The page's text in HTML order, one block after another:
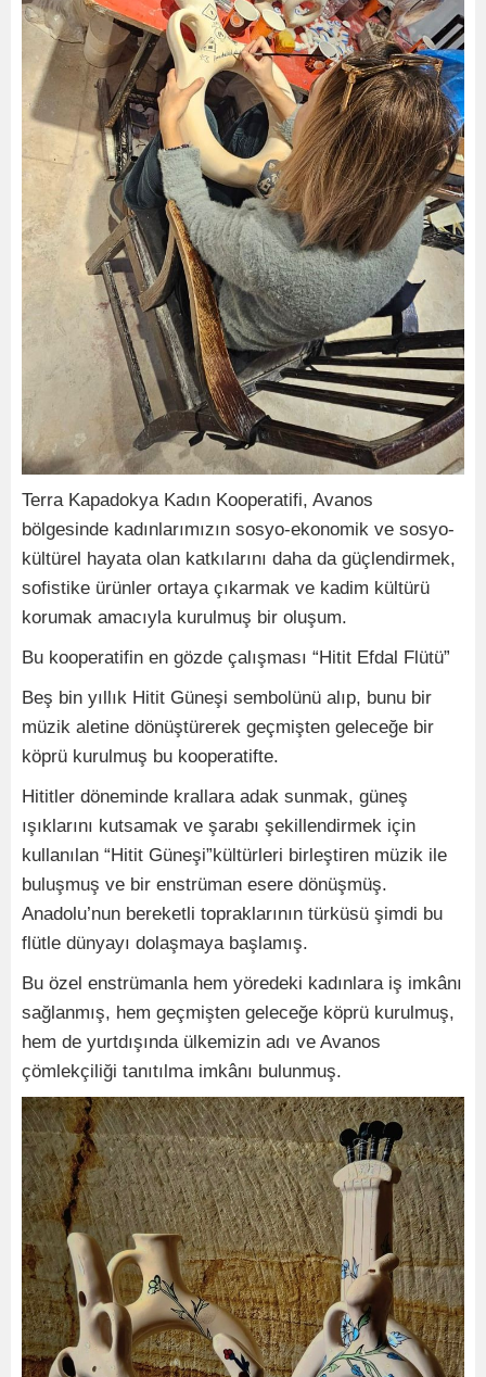
Terra Kapadokya Kadın Kooperatifi, Avanos
bölgesinde kadınlarımızın sosyo-ekonomik ve sosyo-
kültürel hayata olan katkılarını daha da güçlendirmek,
sofistike ürünler ortaya çıkarmak ve kadim kültürü
korumak amacıyla kurulmuş bir oluşum.
Bu kooperatifin en gözde çalışması “Hitit Efdal Flütü”
Beş bin yıllık Hitit Güneşi sembolünü alıp, bunu bir
müzik aletine dönüştürerek geçmişten geleceğe bir
köprü kurulmuş bu kooperatifte.
Hititler döneminde krallara adak sunmak, güneş
ışıklarını kutsamak ve şarabı şekillendirmek için
kullanılan “Hitit Güneşi”kültürleri birleştiren müzik ile
buluşmuş ve bir enstrüman esere dönüşmüş.
Anadolu’nun bereketli topraklarının türküsü şimdi bu
flütle dünyayı dolaşmaya başlamış.
Bu özel enstrümanla hem yöredeki kadınlara iş imkânı
sağlanmış, hem geçmişten geleceğe köprü kurulmuş,
hem de yurtdışında ülkemizin adı ve Avanos
çömlekçiliği tanıtılma imkânı bulunmuş.